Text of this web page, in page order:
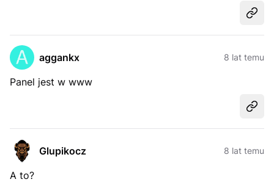
aggankx 8 lat temu
Panel jest w www
Glupikocz 8 lat temu
A to?